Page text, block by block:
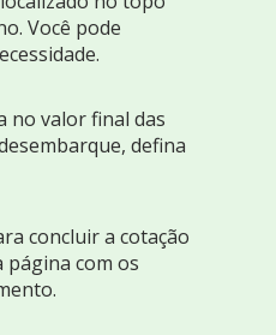
Você pode
no valor final das
defina
concluir a cotação
página com os